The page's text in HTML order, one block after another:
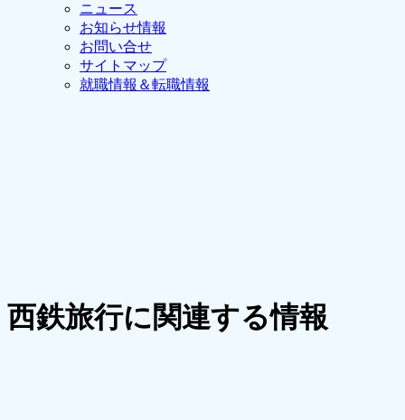
ニュース
お知らせ情報
お問い合せ
サイトマップ
就職情報＆転職情報
西鉄旅行に関連する情報